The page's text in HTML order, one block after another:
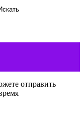
отправить